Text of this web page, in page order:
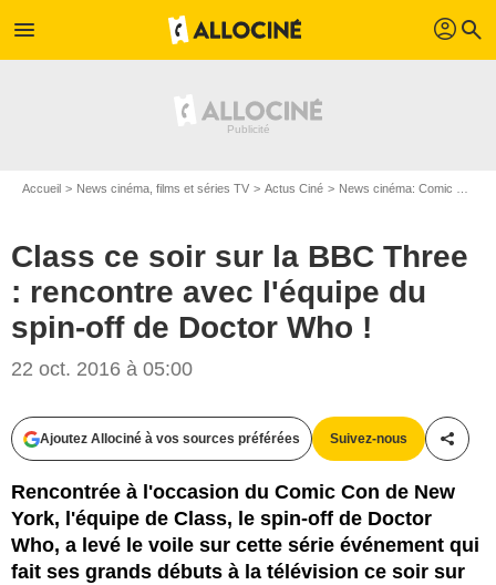
menu profil search
Accueil News cinéma, films et séries TV Actus Ciné News cinéma: Comic con
Class ce soir sur la BBC Three
: rencontre avec l'équipe du
spin-off de Doctor Who !
22 oct. 2016 à 05:00
Ajoutez Allociné à vos sources préférées Suivez-nous
Rencontrée à l'occasion du Comic Con de New
York, l'équipe de Class, le spin-off de Doctor
Who, a levé le voile sur cette série événement qui
fait ses grands débuts à la télévision ce soir sur